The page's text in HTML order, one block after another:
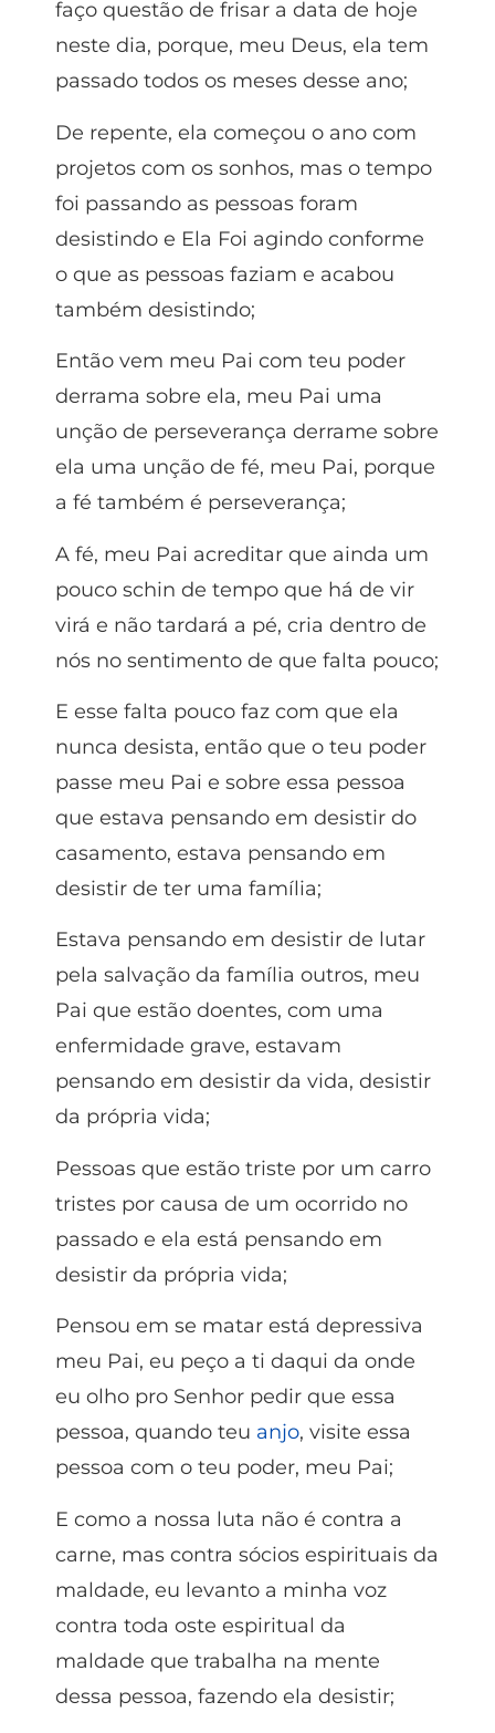
faço questão de frisar a data de hoje
neste dia, porque, meu Deus, ela tem
passado todos os meses desse ano;
De repente, ela começou o ano com
projetos com os sonhos, mas o tempo
foi passando as pessoas foram
desistindo e Ela Foi agindo conforme
o que as pessoas faziam e acabou
também desistindo;
Então vem meu Pai com teu poder
derrama sobre ela, meu Pai uma
unção de perseverança derrame sobre
ela uma unção de fé, meu Pai, porque
a fé também é perseverança;
A fé, meu Pai acreditar que ainda um
pouco schin de tempo que há de vir
virá e não tardará a pé, cria dentro de
nós no sentimento de que falta pouco;
E esse falta pouco faz com que ela
nunca desista, então que o teu poder
passe meu Pai e sobre essa pessoa
que estava pensando em desistir do
casamento, estava pensando em
desistir de ter uma família;
Estava pensando em desistir de lutar
pela salvação da família outros, meu
Pai que estão doentes, com uma
enfermidade grave, estavam
pensando em desistir da vida, desistir
da própria vida;
Pessoas que estão triste por um carro
tristes por causa de um ocorrido no
passado e ela está pensando em
desistir da própria vida;
Pensou em se matar está depressiva
meu Pai, eu peço a ti daqui da onde
eu olho pro Senhor pedir que essa
pessoa, quando teu anjo, visite essa
pessoa com o teu poder, meu Pai;
E como a nossa luta não é contra a
carne, mas contra sócios espirituais da
maldade, eu levanto a minha voz
contra toda oste espiritual da
maldade que trabalha na mente
dessa pessoa, fazendo ela desistir;